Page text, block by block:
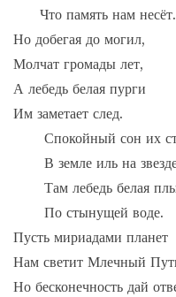
      Что память нам несёт.
Но добегая до могил,
Молчат громады лет,
А лебедь белая пурги
Им заметает след.
Спокойный сон их
В земле иль на
Там лебедь белая
       По стынущей воде.
Пусть мириадами планет
Нам светит Млечный
Но бесконечность дай